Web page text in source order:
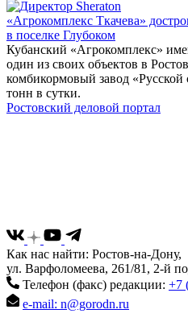
«Агрокомплекс Ткачева»
в поселке Глубоком
Кубанский «Агрокомплекс»
один из своих объектов в
комбикормовый завод
тонн в сутки.
Ростовский деловой портал
Как нас найти: Ростов-на-Дону,
ул. Варфоломеева, 261/81, 2-й
Телефон (факс) редакции: +7
e-mail: n@gorodn.ru